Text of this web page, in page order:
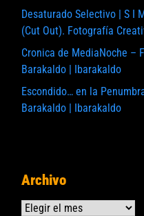
Desaturado Selectivo | S I
(Cut Out). Fotografía
Cronica de MediaNoche –
Barakaldo | Ibarakaldo
Escondido… en la
Barakaldo | Ibarakaldo
Archivo
Archivos